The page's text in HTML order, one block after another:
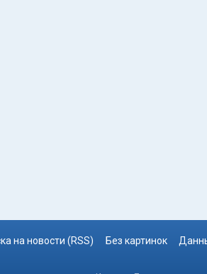
на новости (RSS) Без картинок